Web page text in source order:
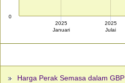
0
2025
Januari
2025
Julai
Harga Perak Semasa dalam GBP